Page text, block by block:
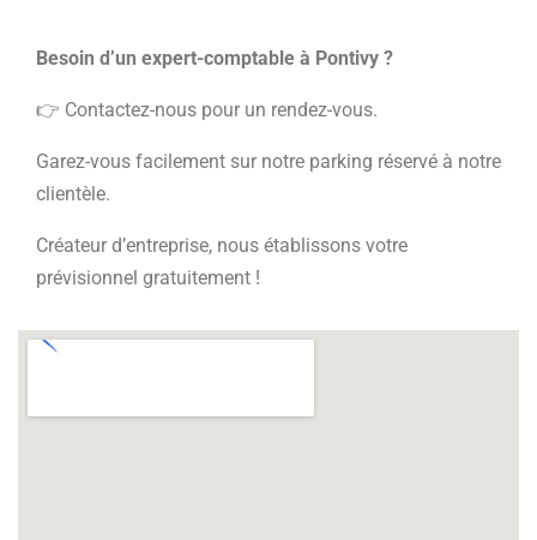
Besoin d’un expert-comptable à Pontivy ?
👉 Contactez-nous pour un rendez-vous.
Garez-vous facilement sur notre parking réservé à notre
clientèle.
Créateur d’entreprise, nous établissons votre
prévisionnel gratuitement !